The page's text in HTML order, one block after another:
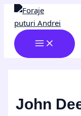
Skip
content
MENU
John
Post
navigation
Type
here..
Name*
Email*
Website